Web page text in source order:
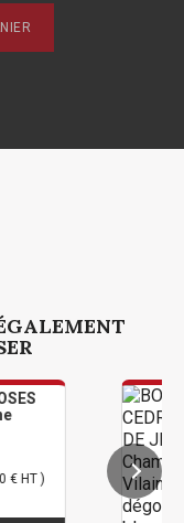
DE
3